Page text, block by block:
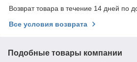
Возврат товара в течение 14 дней по
Все условия возврата
Подобные товары компании